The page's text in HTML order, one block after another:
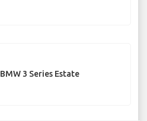
BMW 3 Series Estate